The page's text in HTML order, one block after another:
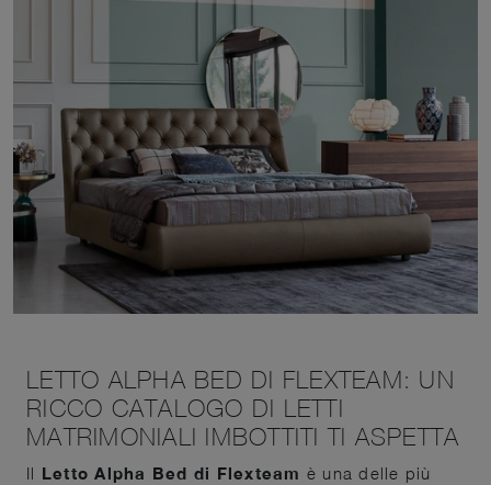
LETTO ALPHA BED DI FLEXTEAM: UN
RICCO CATALOGO DI LETTI
MATRIMONIALI IMBOTTITI TI ASPETTA
Il Letto Alpha Bed di Flexteam è una delle più